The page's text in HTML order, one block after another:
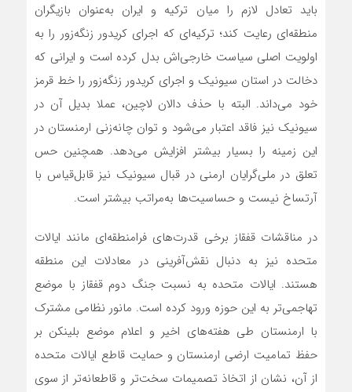
باید تعادل لازم را میان ترکیه و ایران به‌عنوان بازیگران
منطقه‌ای رعایت کند؛ ترکیه‌ای که اجرای کریدور زنگه‌زور را به
اولویت اصلی سیاست خارجی‌اش بدل کرده است و ایرانی که
دخالت در استان سیونیک و اجرای کریدور زنگه‌زور را خط قرمز
خود می‌داند. البته با حذف دالان لاچین، عملا بدیل آن در
سیونیک نیز فاقد اعتبار می‌شود و توان چانه‌زنی ارمنستان در
این زمینه را بسیار بیشتر افزایش می‌دهد. همچنین حس
تعلق در ملی‌گرایان ارمنی در قبال سیونیک نیز قابل‌قیاس با
آرتساخ نیست و حساسیت‌ها به‌مراتب بیشتر است.
در مناقشات قفقاز برخی قدرت‌های فرامنطقه‌ای مانند ایالات
متحده نیز به دنبال نقش‌آفرینی در معادلات این منطقه
هستند. ایالات متحده به نسبت جنگ دوم قفقاز با موضع
تهاجمی‌تر به این حوزه ورود کرده است. مانور نظامی مشترک
با ارمنستان طی هفته‌های اخیر و اعلام موضع بلینکن بر
حفظ تمامیت ارضی ارمنستان و حمایت قاطع ایالات متحده
از آن، نشان از اتخاذ تصمیمات سخت‌تر و قاطعانه‌تر از سوی